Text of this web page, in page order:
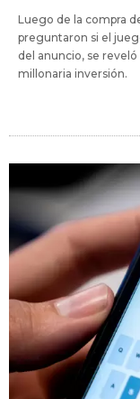
Luego de la compra
preguntaron si el
del anuncio, se
millonaria inversión.